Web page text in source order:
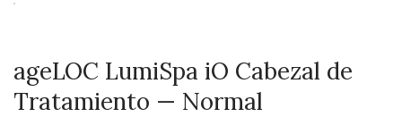
ageLOC LumiSpa iO Cabezal de
Tratamiento — Normal